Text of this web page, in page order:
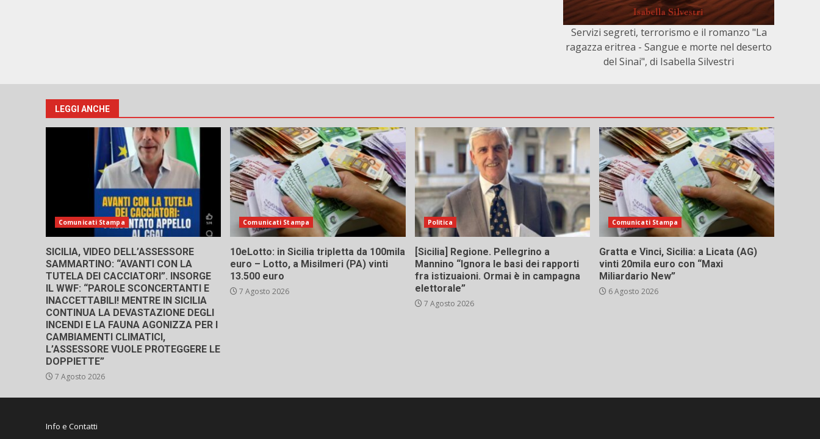
Servizi segreti, terrorismo e il romanzo "La
ragazza eritrea - Sangue e morte nel deserto
del Sinai", di Isabella Silvestri
LEGGI ANCHE
Comunicati Stampa
SICILIA, VIDEO DELL’ASSESSORE
SAMMARTINO: “AVANTI CON LA
TUTELA DEI CACCIATORI”. INSORGE
IL WWF: “PAROLE SCONCERTANTI E
INACCETTABILI! MENTRE IN SICILIA
CONTINUA LA DEVASTAZIONE DEGLI
INCENDI E LA FAUNA AGONIZZA PER I
CAMBIAMENTI CLIMATICI,
L’ASSESSORE VUOLE PROTEGGERE LE
DOPPIETTE”
7 Agosto 2026
Comunicati Stampa
10eLotto: in Sicilia tripletta da 100mila
euro – Lotto, a Misilmeri (PA) vinti
13.500 euro
7 Agosto 2026
Politica
[Sicilia] Regione. Pellegrino a
Mannino “Ignora le basi dei rapporti
fra istizuaioni. Ormai è in campagna
elettorale”
7 Agosto 2026
Comunicati Stampa
Gratta e Vinci, Sicilia: a Licata (AG)
vinti 20mila euro con “Maxi
Miliardario New”
6 Agosto 2026
Info e Contatti